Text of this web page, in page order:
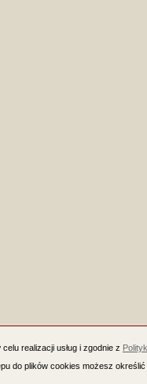
realizacji usług i zgodnie z
do plików cookies możesz